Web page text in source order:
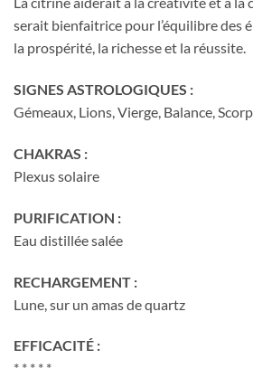
serait bienfaitrice pour l’équilibre des
la prospérité, la richesse et la réussite.
SIGNES ASTROLOGIQUES :
Gémeaux, Lions, Vierge, Balance,
CHAKRAS :
Plexus solaire
PURIFICATION :
Eau distillée salée
RECHARGEMENT :
Lune, sur un amas de quartz
EFFICACITÉ :
* * * * *